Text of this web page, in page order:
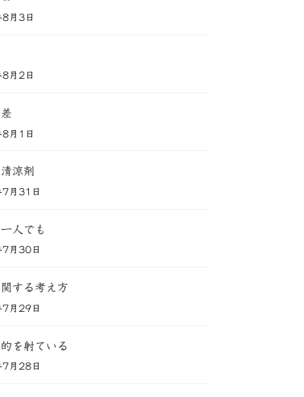
月3日
月2日
月1日
清涼剤
月31日
人でも
月30日
する考え方
月29日
を射ている
月28日